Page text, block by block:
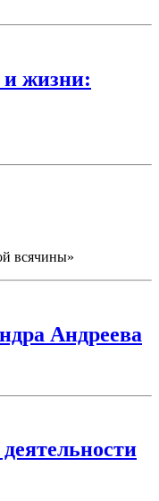
и жизни:
всячины»
Андреева